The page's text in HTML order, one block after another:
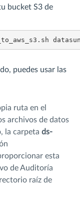
bucket S3 de
puedes usar las
ruta en el
archivos de datos
la carpeta ds-
esta
de Auditoría
raíz de